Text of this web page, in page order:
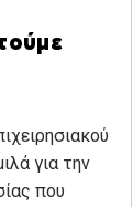
για την
που